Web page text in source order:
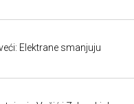
Elektrane smanjuju